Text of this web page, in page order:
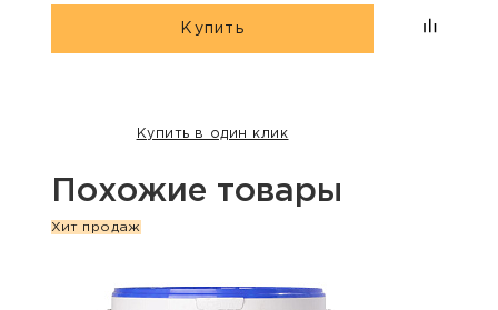
Купить
Купить в один клик
Похожие товары
Хит продаж